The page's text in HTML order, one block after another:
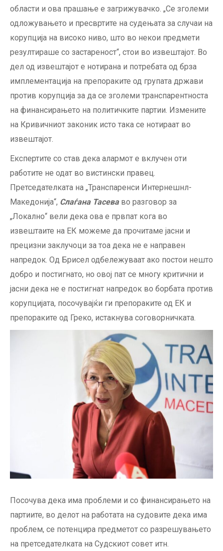
области и ова прашање е загрижувачко. „Се зголеми
одложувањето и пресвртите на судењата за случаи на
корупција на високо ниво, што во некои предмети
резултираше со застареност“, стои во извештајот. Во
дел од извештајот е нотирана и потребата од брза
имплементација на препораките од групата држави
против корупција за да се зголеми транспарентноста
на финансирањето на политичките партии. Измените
на Кривичниот законик исто така се нотираат во
извештајот.
Експертите со став дека алармот е вклучен оти
работите не одат во вистински правец.
Претседателката на „Транспаренси Интернешнл-
Македонија“, Слаѓана Тасеваво разговор за
„Локално“ вели дека ова е првпат кога во
извештаите на ЕК можеме да прочитаме јасни и
прецизни заклучоци за тоа дека не е направен
напредок. Од Брисел одбележуваат ако постои нешто
добро и постигнато, но овој пат се многу критични и
јасни дека не е постигнат напредок во борбата против
корупцијата, посочувајќи ги препораките од ЕК и
препораките од Греко, истакнува соговорничката.
Посочува дека има проблеми и со финансирањето на
партиите, во делот на работата на судовите дека има
проблем, се потенцира предметот со разрешувањето
на претседателката на Судскиот совет итн.